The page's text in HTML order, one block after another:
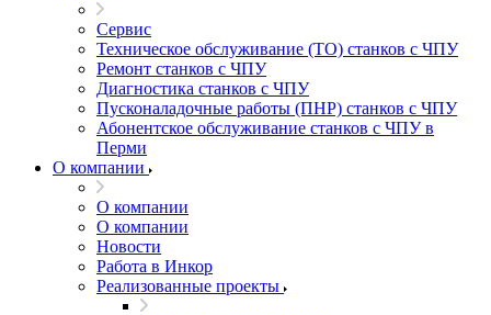
Сервис
Техническое обслуживание (ТО) станков с ЧПУ
Ремонт станков с ЧПУ
Диагностика станков с ЧПУ
Пусконаладочные работы (ПНР) станков с ЧПУ
Абонентское обслуживание станков с ЧПУ в
Перми
О компании
О компании
О компании
Новости
Работа в Инкор
Реализованные проекты